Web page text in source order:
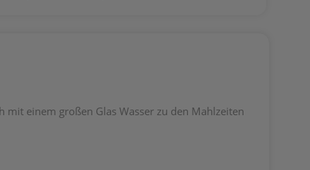
einem großen Glas Wasser zu den Mahlzeiten